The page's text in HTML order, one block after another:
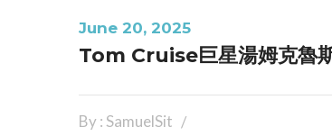
June 20, 2025
Tom Cruise巨星湯姆克魯
By : SamuelSit